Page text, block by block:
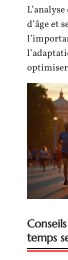
d’âge et
temps